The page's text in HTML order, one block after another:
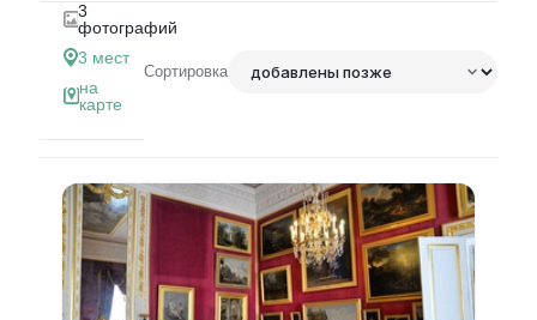
3
фотографий
3 мест
на
карте
Сортировка